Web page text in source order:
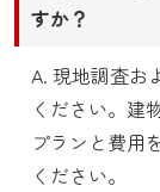
すか？
A. 現地調査お
ください。建
プランと費用
ください。